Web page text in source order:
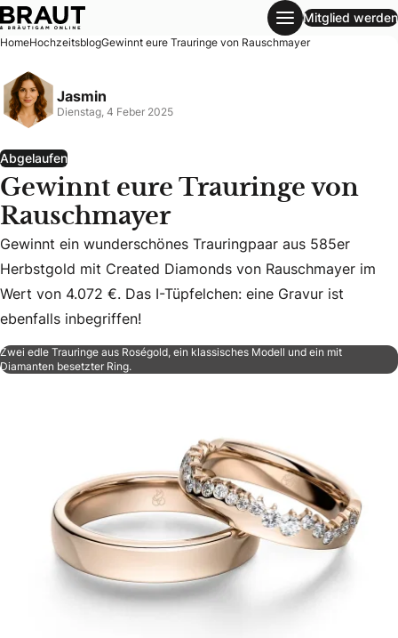
Gewinnt eure Trauringe von Rauschmayer
Mitglied werden
HomeHochzeitsblogGewinnt eure Trauringe von Rauschmayer
Jasmin
Dienstag, 4 Feber 2025
Abgelaufen
Gewinnt eure Trauringe von
Rauschmayer
Gewinnt ein wunderschönes Trauringpaar aus 585er
Gewinnt ein wunderschönes Trauringpaar aus 585er
Herbstgold mit Created Diamonds von Rauschmayer im
Wert von 4.072 €. Das I-Tüpfelchen: eine Gravur ist
ebenfalls inbegriffen!
Zwei edle Trauringe aus Roségold, ein klassisches Modell und ein mit
Diamanten besetzter Ring.